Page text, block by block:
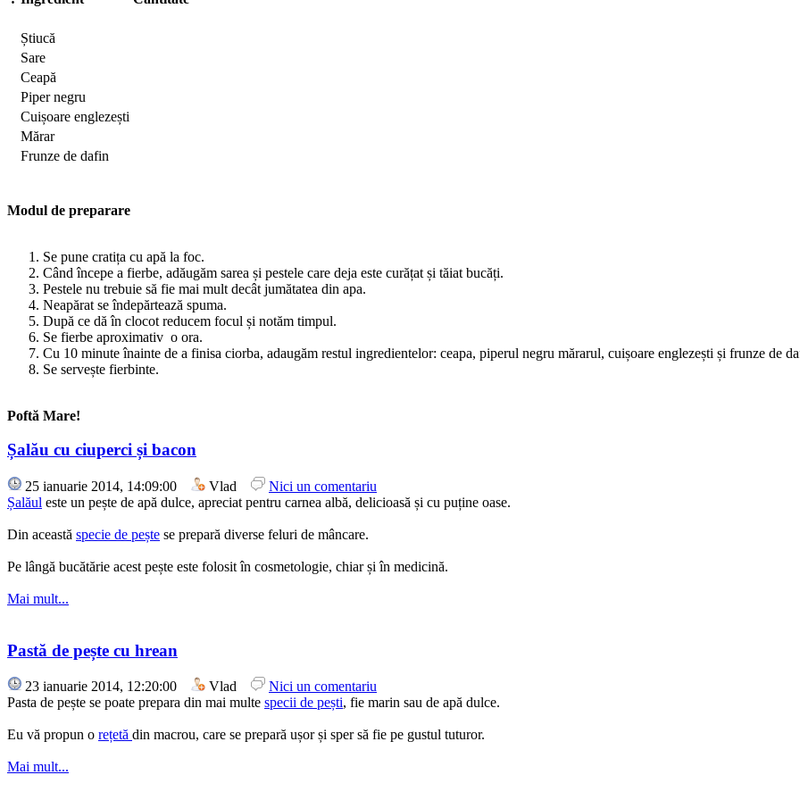
Știucă
Sare
Ceapă
Piper negru
Cuișoare englezești
Mărar
Frunze de dafin
Modul de preparare
Se pune cratița cu apă la foc.
Când începe a fierbe, adăugăm sarea și pestele care deja este curățat și tăiat bucăți.
Pestele nu trebuie să fie mai mult decât jumătatea din apa.
Neapărat se îndepărtează spuma.
După ce dă în clocot reducem focul și notăm timpul.
Se fierbe aproximativ o ora.
Cu 10 minute înainte de a finisa ciorba, adaugăm restul ingredientelor: ceapa, piperul negru mărarul, cuișoare englezești și frunze de
Se servește fierbinte.
Poftă Mare!
Șalău cu ciuperci și bacon
25 ianuarie 2014, 14:09:00 Vlad
Nici un comentariu
Șalăul este un pește de apă dulce, apreciat pentru carnea albă, delicioasă și cu puține oase.
Din această specie de pește se prepară diverse feluri de mâncare.
Pe lângă bucătărie acest pește este folosit în cosmetologie, chiar și în medicină.
Mai mult...
Pastă de pește cu hrean
23 ianuarie 2014, 12:20:00 Vlad
Nici un comentariu
Pasta de pește se poate prepara din mai multe specii de pești, fie marin sau de apă dulce.
Eu vă propun o rețetă din macrou, care se prepară ușor și sper să fie pe gustul tuturor.
Mai mult...